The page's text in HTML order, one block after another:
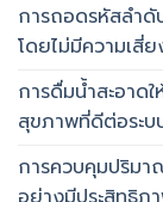
การถอดรหัสลำดั
โดยไม่มีความเสี่
การดื่มน้ำสะอาด
สุขภาพที่ดีต่อระบ
การควบคุมปริมา